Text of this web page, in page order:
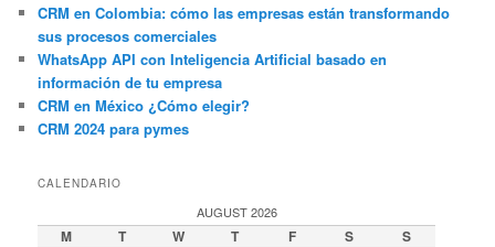
CRM en Colombia: cómo las empresas están transformando
sus procesos comerciales
WhatsApp API con Inteligencia Artificial basado en
información de tu empresa
CRM en México ¿Cómo elegir?
CRM 2024 para pymes
CALENDARIO
AUGUST 2026
M T W T F S S